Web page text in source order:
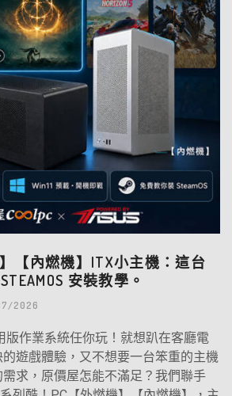
【內燃機】ITX小主機：這台
安裝教學。
2026
版作業系統任你玩！就想趴在客廳電
遊戲體驗，又不想要一台笨重的主機
求，原價屋怎能不滿足？我們聯手